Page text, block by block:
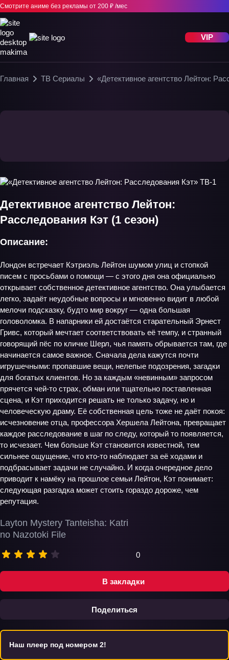
Смотрите аниме без рекламы от 200 ₽ /мес
VIP
Главная ТВ Сериалы «Детективное агентство Лейтон:
В закладки
Поделиться
Детективное агентство Лейтон:
Расследования Кэт (1 сезон)
Layton Mystery Tanteisha: Katri
no Nazotoki File
0
Описание:
Лондон встречает Кэтриэль Лейтон шумом улиц и стопкой
писем с просьбами о помощи — с этого дня она официально
открывает собственное детективное агентство. Она улыбается
легко, задаёт неудобные вопросы и мгновенно видит в любой
мелочи подсказку, будто мир вокруг — одна большая
головоломка. В напарники ей достаётся старательный Эрнест
Гривс, который мечтает соответствовать её темпу, и странный
говорящий пёс по кличке Шерл, чья память обрывается там, где
начинается самое важное. Сначала дела кажутся почти
игрушечными: пропавшие вещи, нелепые подозрения, загадки
для богатых клиентов. Но за каждым «невинным» запросом
прячется чей‑то страх, обман или тщательно поставленная
сцена, и Кэт приходится решать не только задачу, но и
человеческую драму. Её собственная цель тоже не даёт покоя:
исчезновение отца, профессора Хершела Лейтона, превращает
каждое расследование в шаг по следу, который то появляется,
то исчезает. Чем больше Кэт становится известной, тем
сильнее ощущение, что кто‑то наблюдает за её ходами и
подбрасывает задачи не случайно. И когда очередное дело
приводит к намёку на прошлое семьи Лейтон, Кэт понимает:
следующая разгадка может стоить гораздо дороже, чем
репутация.
Наш плеер под номером 2!